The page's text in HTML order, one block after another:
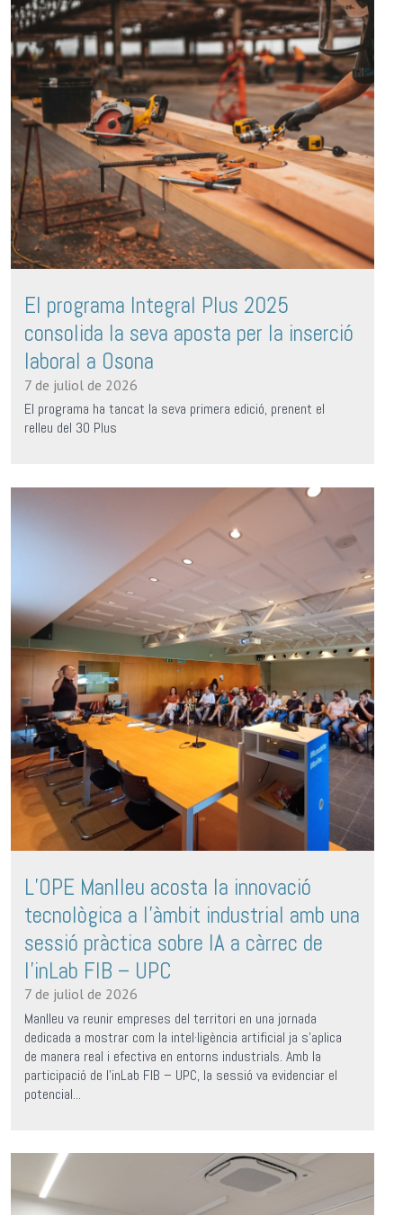
El programa Integral Plus 2025
consolida la seva aposta per la inserció
laboral a Osona
7 de juliol de 2026
El programa ha tancat la seva primera edició, prenent el
relleu del 30 Plus
L’OPE Manlleu acosta la innovació
tecnològica a l’àmbit industrial amb una
sessió pràctica sobre IA a càrrec de
l’inLab FIB – UPC
7 de juliol de 2026
Manlleu va reunir empreses del territori en una jornada
dedicada a mostrar com la intel·ligència artificial ja s’aplica
de manera real i efectiva en entorns industrials. Amb la
participació de l’inLab FIB – UPC, la sessió va evidenciar el
potencial...